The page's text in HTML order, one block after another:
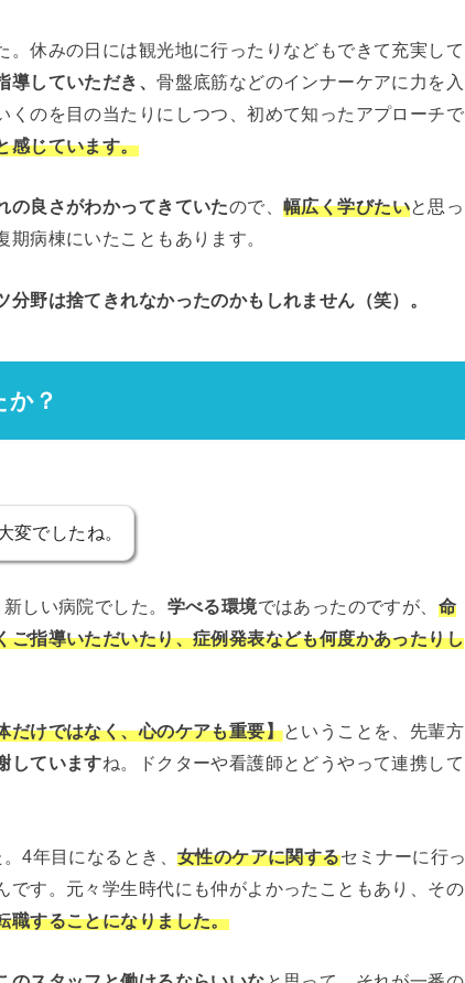
休みの日には観光地に行ったりなどもできて充実して
導していただき、骨盤底筋などのインナーケアに力を入
くのを目の当たりにしつつ、初めて知ったアプローチで
感じています。
の良さがわかってきていたので、幅広く学びたいと思っ
病棟にいたこともあります。
野は捨てきれなかったのかもしれません（笑）。
？
変でしたね。
しい病院でした。 学べる環境ではあったのですが、 命
ご指導いただいたり、症例発表なども何度かあったりし
だけではなく、心のケアも重要】ということを、先輩方
していますね。ドクターや看護師とどうやって連携して
4年目になるとき、 女性のケアに関するセミナーに行っ
です。元々学生時代にも仲がよかったこともあり、その
職することになりました。